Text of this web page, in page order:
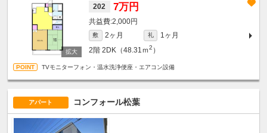
202 7万円
2,000円
敷 2ヶ月 礼
1ヶ月
2階 2DK（48.31ｍ2 ）
TVモニターフォン・温水洗浄便座・エアコン設備
アパート コンフォール松葉